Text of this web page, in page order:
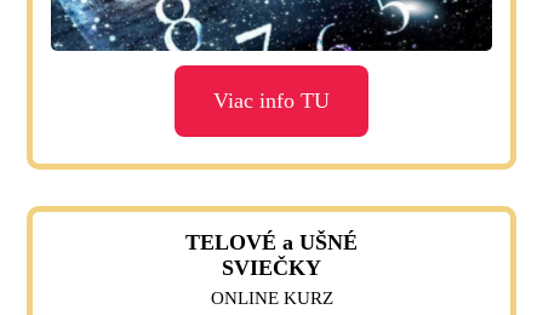
Viac info TU
TELOVÉ a UŠNÉ
SVIEČKY
ONLINE KURZ